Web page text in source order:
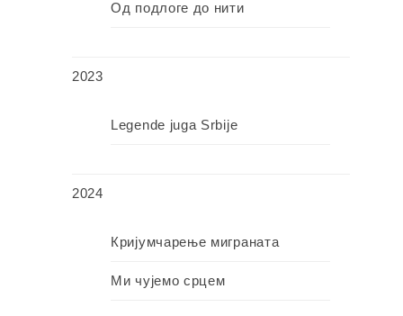
Од подлоге до нити
2023
Legende juga Srbije
2024
Кријумчарење миграната
Ми чујемо срцем